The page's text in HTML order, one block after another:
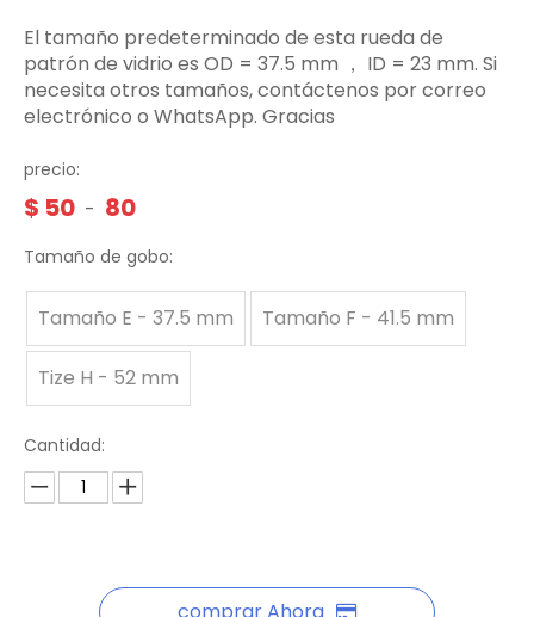
El tamaño predeterminado de esta rueda de
patrón de vidrio es OD = 37.5 mm ， ID = 23 mm. Si
necesita otros tamaños, contáctenos por correo
electrónico o WhatsApp. Gracias
precio:
$ 50 - 80
Tamaño de gobo:
Tamaño E - 37.5 mm Tamaño F - 41.5 mm
Tize H - 52 mm
Cantidad: